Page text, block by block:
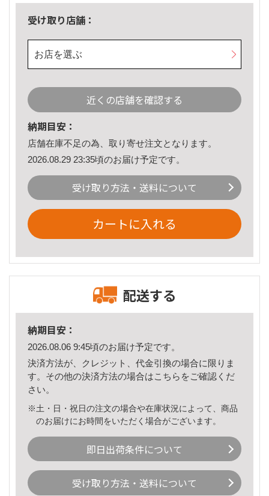
受け取り店舗：
お店を選ぶ
近くの店舗を確認する
納期目安：
店舗在庫不足の為、取り寄せ注文となります。
2026.08.29 23:35頃のお届け予定です。
受け取り方法・送料について
カートに入れる
配送する
納期目安：
2026.08.06 9:45頃のお届け予定です。
決済方法が、クレジット、代金引換の場合に限りま
す。その他の決済方法の場合はこちら をご確認くだ
さい。
※土・日・祝日の注文の場合や在庫状況によって、商品
のお届けにお時間をいただく場合がございます。
即日出荷条件について
受け取り方法・送料について